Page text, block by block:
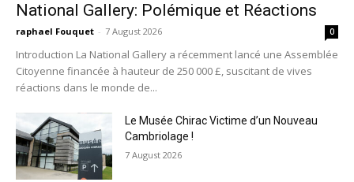
National Gallery: Polémique et Réactions
raphael Fouquet - 7 August 2026 0
Introduction La National Gallery a récemment lancé une Assemblée
Citoyenne financée à hauteur de 250 000 £, suscitant de vives
réactions dans le monde de...
Le Musée Chirac Victime d’un Nouveau
Cambriolage !
7 August 2026